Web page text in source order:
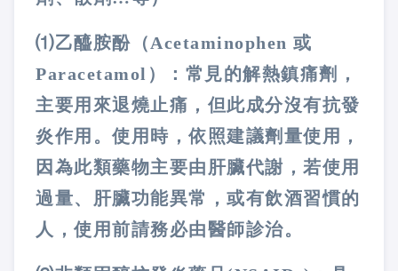
⑴乙醯胺酚（Acetaminophen 或
Paracetamol）：常見的解熱鎮痛劑，
主要用來退燒止痛，但此成分沒有抗發
炎作用。使用時，依照建議劑量使用，
因為此類藥物主要由肝臟代謝，若使用
過量、肝臟功能異常，或有飲酒習慣的
人，使用前請務必由醫師診治。